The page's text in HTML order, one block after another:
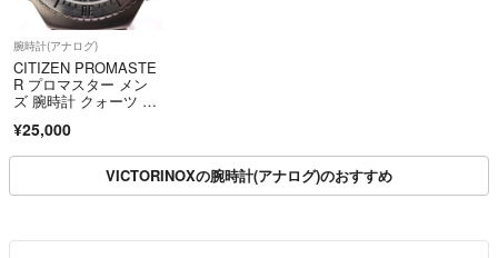
腕時計(アナログ)
CITIZEN PROMASTE
R プロマスター メン
ズ 腕時計 クォーツ ク
0気圧防水 廃盤 黒文字
¥25,000
VICTORINOXの腕時計(アナログ)のおすすめ